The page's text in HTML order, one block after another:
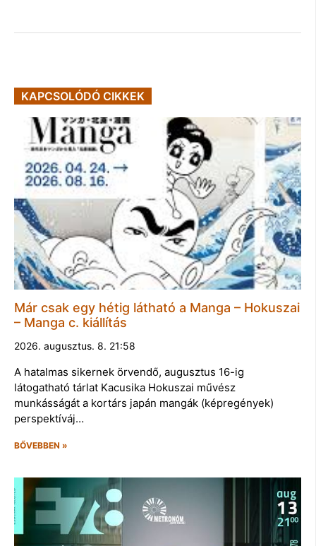
KAPCSOLÓDÓ CIKKEK
Már csak egy hétig látható a Manga – Hokuszai
– Manga c. kiállítás
2026. augusztus. 8. 21:58
A hatalmas sikernek örvendő, augusztus 16-ig
látogatható tárlat Kacusika Hokuszai művész
munkásságát a kortárs japán mangák (képregények)
perspektíváj…
BŐVEBBEN »